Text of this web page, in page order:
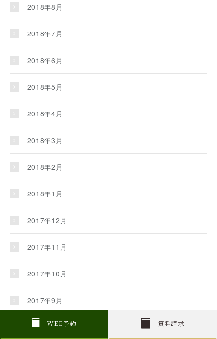
W EB予約 資料請求
2018年8月
2018年7月
2018年6月
2018年5月
2018年4月
2018年3月
2018年2月
2018年1月
2017年12月
2017年11月
2017年10月
2017年9月
2017年8月